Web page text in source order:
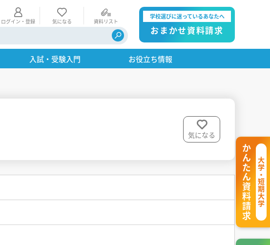
ログイン・登録 気になる 資料リスト
学校選びに迷っているあなたへ
おまかせ資料請求
入試・受験入門 お役立ち情報
気になる
大学・短期大学
かんたん資料請求